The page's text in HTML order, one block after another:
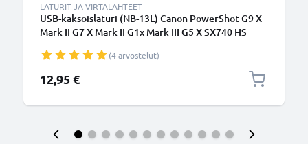
LATURIT JA VIRTALÄHTEET
USB-kaksoislaturi (NB-13L) Canon PowerShot G9 X
Mark II G7 X Mark II G1x Mark III G5 X SX740 HS
Kaapeli valmistajalta CELLONIC
(4 arvostelut)
12,95 €